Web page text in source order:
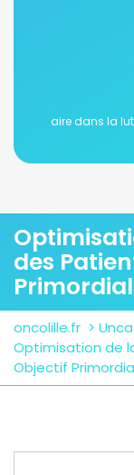
aire dans la
des
Primordial
oncolille.fr >
Optimisation de
Objectif